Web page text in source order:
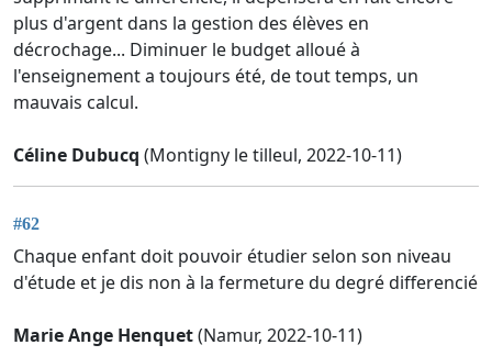
plus d'argent dans la gestion des élèves en
décrochage... Diminuer le budget alloué à
l'enseignement a toujours été, de tout temps, un
mauvais calcul.
Céline Dubucq (Montigny le tilleul, 2022-10-11)
#62
Chaque enfant doit pouvoir étudier selon son niveau
d'étude et je dis non à la fermeture du degré differencié
Marie Ange Henquet(Namur, 2022-10-11)